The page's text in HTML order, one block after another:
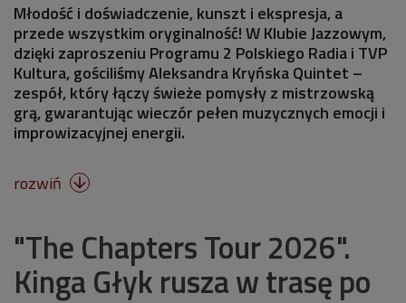
Młodość i doświadczenie, kunszt i ekspresja, a
przede wszystkim oryginalność! W Klubie Jazzowym,
dzięki zaproszeniu Programu 2 Polskiego Radia i TVP
Kultura, gościliśmy Aleksandra Kryńska Quintet –
zespół, który łączy świeże pomysły z mistrzowską
grą, gwarantując wieczór pełen muzycznych emocji i
improwizacyjnej energii.
rozwiń 
"The Chapters Tour 2026".
Kinga Głyk rusza w trasę po